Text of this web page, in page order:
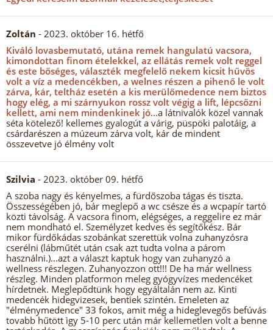
Zoltán - 2023. október 16. hétfő
Kiváló lovasbemutató, utána remek hangulatú vacsora,
kimondottan finom ételekkel, az ellátás remek volt reggel
és este bőséges, választék megfelelő nekem kicsit hűvös
volt a víz a medencékben, a welnes részen a pihenő le volt
zárva, kár, teltház esetén a kis merülőmedence nem biztos
hogy elég, a mi szárnyukon rossz volt végig a lift, lépcsőzni
kellett, ami nem mindenkinek jó...a látnivalók közel vannak
séta kötelező! kellemes gyalogút a várig, püspöki palotáig, a
csárdarészen a múzeum zárva volt, kár de mindent
összevetve jó élmény volt
Szilvia - 2023. október 09. hétfő
A szoba nagy és kényelmes, a fürdőszoba tágas és tiszta.
Összességében jó, bár meglepő a wc csésze és a wcpapír tartó
közti távolság. A vacsora finom, elégséges, a reggelire ez már
nem mondható el. Személyzet kedves és segítőkész. Bár
mikor fürdőkádas szobánkat szerettük volna zuhanyzósra
cserélni (lábműtét után csak azt tudta volna a párom
használni.)...azt a választ kaptuk hogy van zuhanyzó a
wellness részlegen. Zuhanyozzon ott!!! De ha már wellness
részleg. Minden platformon meleg gyógyvízes medencéket
hírdetnek. Meglepődtünk hogy egyáltalán nem az. Kinti
medencék hidegvizesek, bentiek szintén. Emeleten az
"élménymedence" 33 fokos, amit még a hideglevegős befúvás
tovabb hűtött ìgy 5-10 perc után már kellemetlen volt a benne